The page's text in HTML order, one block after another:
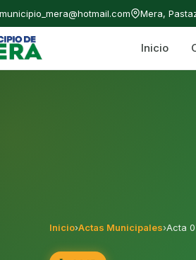
municipio_mera@hotmail.com Mera,
Descentralizado Municipal
Inicio
Inicio›Actas Municipales›Acta